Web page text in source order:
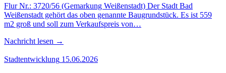
Flur Nr.: 3720/56 (Gemarkung Weißenstadt) Der Stadt Bad
Weißenstadt gehört das oben genannte Baugrundstück. Es ist 559
m2 groß und soll zum Verkaufspreis von…
Nachricht lesen →
Stadtentwicklung 15.06.2026